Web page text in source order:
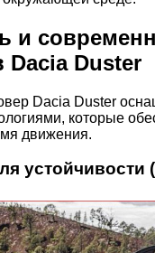
и
Dacia Duster
Dacia Duster
которые
движения.
устойчивости